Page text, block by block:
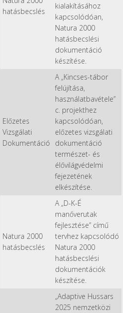
hatásbecslés
kialakításához
kapcsolódóan,
Natura 2000
hatásbecslési
dokumentáció
készítése.
Előzetes
Vizsgálati
Dokumentáció
A „Kincses-tábor
felújítása,
használatbavétele”
c. projekthez
kapcsolódóan,
előzetes vizsgálati
dokumentáció
természet- és
élővilágvédelmi
fejezetének
elkészítése.
Natura 2000
hatásbecslés
A „D-K-É
manőverutak
fejlesztése” című
tervhez kapcsolódó
Natura 2000
hatásbecslési
dokumentációk
készítése.
„Adaptive Hussars
2025 nemzetközi